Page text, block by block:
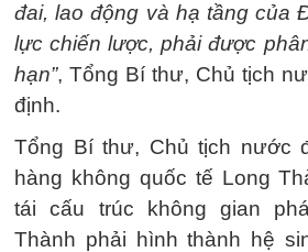
đai, lao động và hạ tầng của
lực chiến lược, phải được
hạn”, Tổng Bí thư, Chủ tịch
định.
Tổng Bí thư, Chủ tịch nước
hàng không quốc tế Long
tái cấu trúc không gian
Thành phải hình thành hệ